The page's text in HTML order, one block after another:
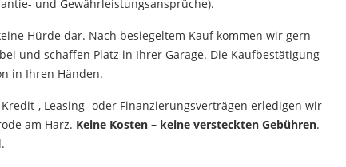
und Gewährleistungsansprüche).
Hürde dar. Nach besiegeltem Kauf kommen wir gern
und schaffen Platz in Ihrer Garage. Die Kaufbestätigung
in Ihren Händen.
, Leasing- oder Finanzierungsverträgen erledigen wir
am Harz. Keine Kosten – keine versteckten Gebühren.